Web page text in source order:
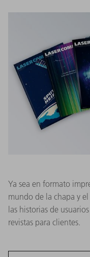
Ya sea en formato
mundo de la chapa y
las historias de
revistas para clientes.